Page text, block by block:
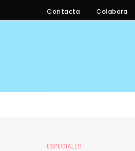
Contacta Colabora
ESPECIALES